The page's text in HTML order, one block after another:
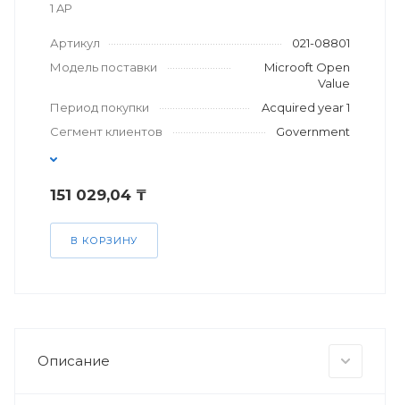
1 AP
Артикул
021-08801
Модель поставки
Microoft Open
Value
Период покупки
Acquired year 1
Сегмент клиентов
Government
151 029,04 ₸
В КОРЗИНУ
Описание